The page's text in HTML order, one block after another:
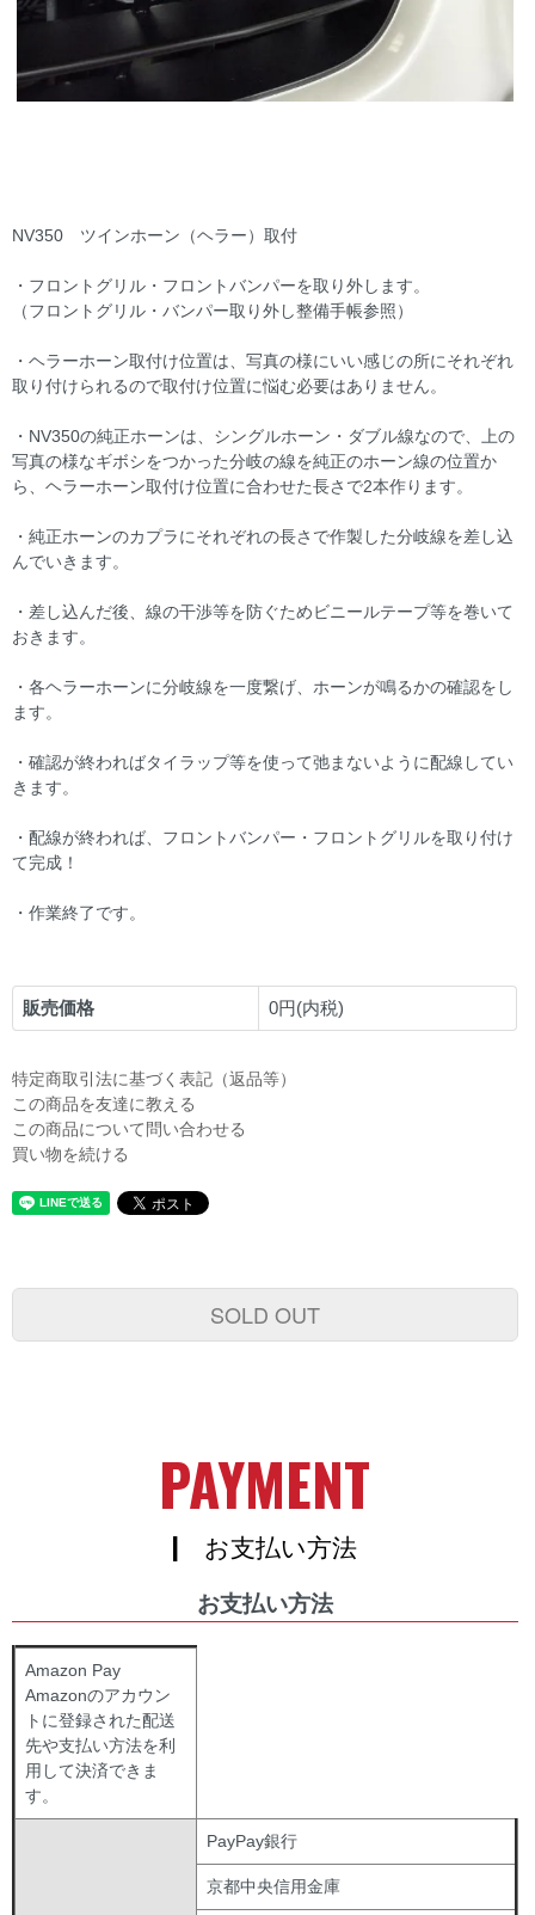
NV350 ツインホーン（ヘラー）取付
・フロントグリル・フロントバンパーを取り外します。
（フロントグリル・バンパー取り外し整備手帳参照）
・ヘラーホーン取付け位置は、写真の様にいい感じの所にそれぞれ
取り付けられるので取付け位置に悩む必要はありません。
・NV350の純正ホーンは、シングルホーン・ダブル線なので、上の
写真の様なギボシをつかった分岐の線を純正のホーン線の位置か
ら、ヘラーホーン取付け位置に合わせた長さで2本作ります。
・純正ホーンのカプラにそれぞれの長さで作製した分岐線を差し込
んでいきます。
・差し込んだ後、線の干渉等を防ぐためビニールテープ等を巻いて
おきます。
・各ヘラーホーンに分岐線を一度繋げ、ホーンが鳴るかの確認をし
ます。
・確認が終わればタイラップ等を使って弛まないように配線してい
きます。
・配線が終われば、フロントバンパー・フロントグリルを取り付け
て完成！
・作業終了です。
販売価格 0円(内税)
特定商取引法に基づく表記（返品等）
この商品を友達に教える
この商品について問い合わせる
買い物を続ける
SOLD OUT
PAYMENT
| お支払い方法
お支払い方法
Amazon Pay
Amazonのアカウン
トに登録された配送
先や支払い方法を利
用して決済できま
す。
PayPay銀行
京都中央信用金庫